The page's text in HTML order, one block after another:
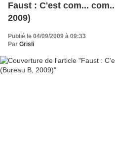
Faust : C'est com...
2009)
Publié le 04/09/2009 à 09:33
Par Grisli